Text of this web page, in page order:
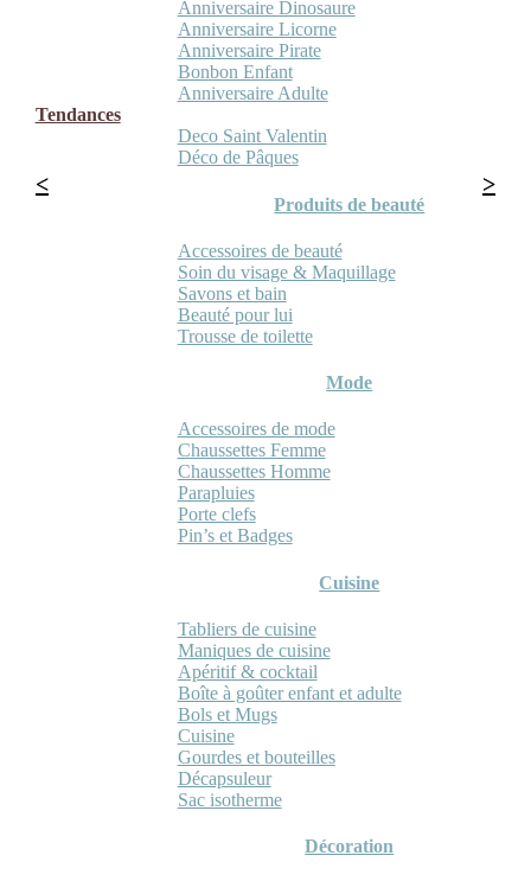
Anniversaire Dinosaure
Anniversaire Licorne
Anniversaire Pirate
Bonbon Enfant
Anniversaire Adulte
Tendances
Deco Saint Valentin
Déco de Pâques
Produits de beauté
Accessoires de beauté
Soin du visage & Maquillage
Savons et bain
Beauté pour lui
Trousse de toilette
Mode
Accessoires de mode
Chaussettes Femme
Chaussettes Homme
Parapluies
Porte clefs
Pin’s et Badges
Cuisine
Tabliers de cuisine
Maniques de cuisine
Apéritif & cocktail
Boîte à goûter enfant et adulte
Bols et Mugs
Cuisine
Gourdes et bouteilles
Décapsuleur
Sac isotherme
Décoration